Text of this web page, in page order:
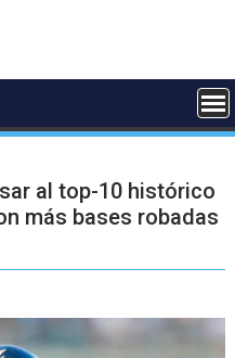
al top-10 histórico
más bases robadas